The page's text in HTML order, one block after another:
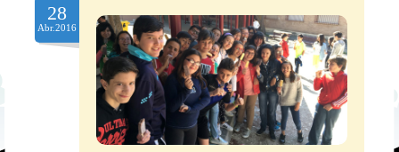
Nuestro centro
Contacto
28
Abr.2016